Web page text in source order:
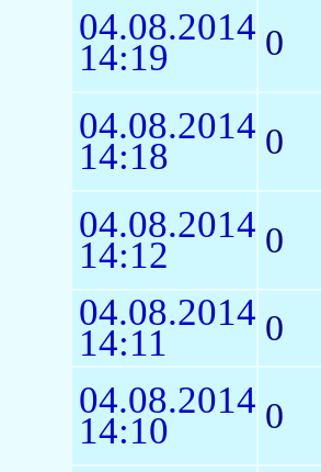
04.08.2014
14:19 0
04.08.2014
14:18 0
04.08.2014
14:12 0
04.08.2014
14:11 0
04.08.2014
14:10 0